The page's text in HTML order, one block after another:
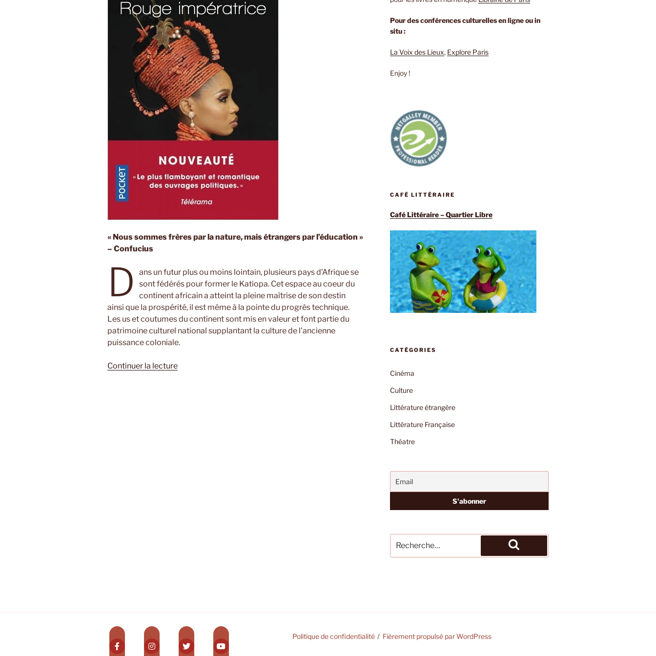
« Nous sommes frères par la nature, mais étrangers par l’éducation »
– Confucius
D
ans un futur plus ou moins lointain, plusieurs pays d’Afrique se
sont fédérés pour former le Katiopa. Cet espace au coeur du
continent africain a atteint la pleine maîtrise de son destin
ainsi que la prospérité, il est même à la pointe du progrès technique.
Les us et coutumes du continent sont mis en valeur et font partie du
patrimoine culturel national supplantant la culture de l’ancienne
puissance coloniale.
Continuer la lecturede
Pour des conférences culturelles en ligne ou in
situ :
La Voix des Lieux, Explore Paris
Enjoy !
CAFÉ LITTÉRAIRE
Café Littéraire – Quartier Libre
CATÉGORIES
Cinéma
Culture
Littérature étrangère
Littérature Française
Théatre
pour
:
Recherche
Politique de confidentialité Fièrement propulsé par WordPress